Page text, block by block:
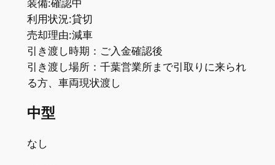
装備:確認中
利用状況:貸切
売却理由:減車
引き渡し時期：ご入金確認後
引き渡し場所：千葉営業所まで引取りに来られ
る方、車両現状渡し
中型
なし